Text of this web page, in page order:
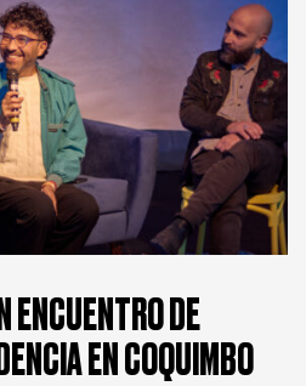
ENCUENTRO DE
EN COQUIMBO